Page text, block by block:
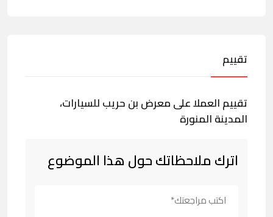
تقييم
تقييم العملا على معرض بن حريب للسيارات،
المدينة المنورة
اترك ملاحظاتك حول هذا الموضوع